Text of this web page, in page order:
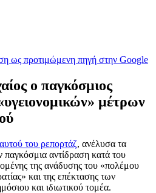
ως προτιμώμενη πηγή στην Google
ο παγκόσμιος
μέτρων
του ρεπορτάζ, ανέλυσα τα
αντίδραση κατά του
της ανάδυσης του «πολέμου
και της επέκτασης των
και ιδιωτικού τομέα.